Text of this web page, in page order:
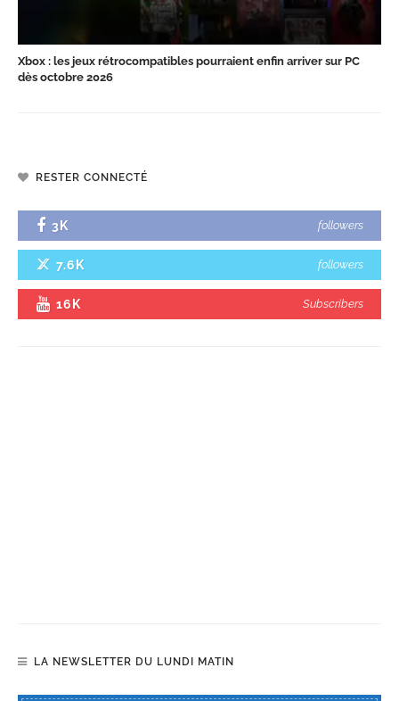
Xbox : les jeux rétrocompatibles pourraient enfin arriver sur PC
dès octobre 2026
RESTER CONNECTÉ
3K followers
7.6K followers
16K Subscribers
LA NEWSLETTER DU LUNDI MATIN